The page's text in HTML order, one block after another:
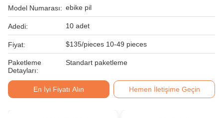
Model Numarası: ebike pil
Adedi: 10 adet
Fiyat: $135/pieces 10-49 pieces
Paketleme
Detayları:
Standart paketleme
En İyi Fiyatı Alın Hemen İletişime Geçin